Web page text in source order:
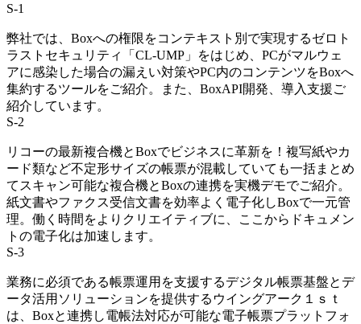
S-1
弊社では、Boxへの権限をコンテキスト別で実現するゼロト
ラストセキュリティ「CL-UMP」をはじめ、PCがマルウェ
アに感染した場合の漏えい対策やPC内のコンテンツをBoxへ
集約するツールをご紹介。また、BoxAPI開発、導入支援ご
紹介しています。
S-2
リコーの最新複合機とBoxでビジネスに革新を！複写紙やカ
ード類など不定形サイズの帳票が混載していても一括まとめ
てスキャン可能な複合機とBoxの連携を実機デモでご紹介。
紙文書やファクス受信文書を効率よく電子化しBoxで一元管
理。働く時間をよりクリエイティブに、ここからドキュメン
トの電子化は加速します。
S-3
業務に必須である帳票運用を支援するデジタル帳票基盤とデ
ータ活用ソリューションを提供するウイングアーク１ｓｔ
は、Boxと連携し電帳法対応が可能な電子帳票プラットフォ